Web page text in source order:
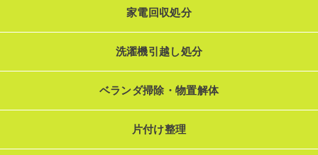
家電回収処分
洗濯機引越し処分
ベランダ掃除・物置解体
片付け整理